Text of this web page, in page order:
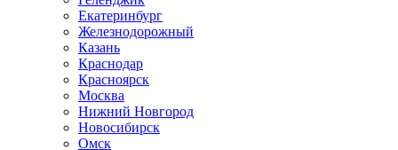
Екатеринбург
Железнодорожный
Казань
Краснодар
Красноярск
Москва
Нижний Новгород
Новосибирск
Омск